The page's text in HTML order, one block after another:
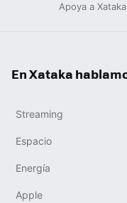
Apoya a
En Xataka
Streaming
Espacio
Energía
Apple